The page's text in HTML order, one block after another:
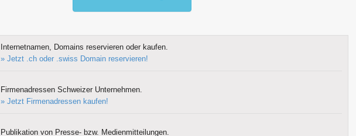
Internetnamen, Domains reservieren oder kaufen.
» Jetzt .ch oder .swiss Domain reservieren!
Firmenadressen Schweizer Unternehmen.
» Jetzt Firmenadressen kaufen!
Publikation von Presse- bzw. Medienmitteilungen.